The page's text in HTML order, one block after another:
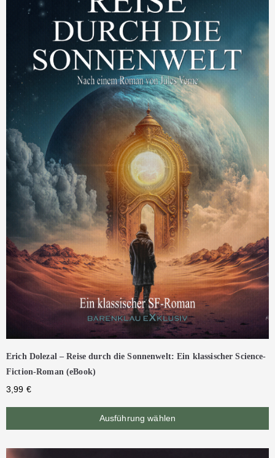
Erich Dolezal – Reise durch die Sonnenwelt: Ein klassischer Science-
Fiction-Roman (eBook)
3,99 €
Ausführung wählen